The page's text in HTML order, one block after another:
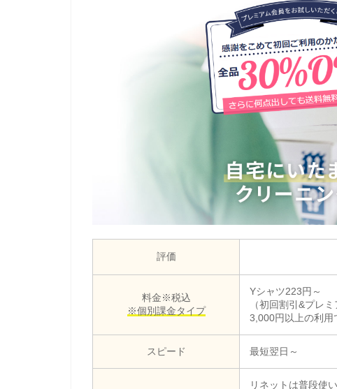
評価
料金※税込
※個別課金タイプ
Yシャツ223円～
（初回割引&プレ
3,000円以上の利用
スピード 最短翌日～
リネットは普段使